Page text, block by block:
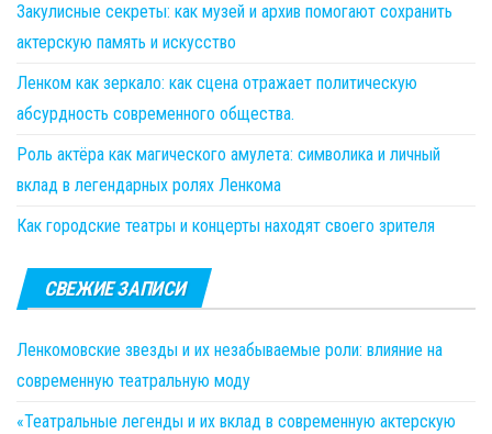
Закулисные секреты: как музей и архив помогают сохранить
актерскую память и искусство
Ленком как зеркало: как сцена отражает политическую
абсурдность современного общества.
Роль актёра как магического амулета: символика и личный
вклад в легендарных ролях Ленкома
Как городские театры и концерты находят своего зрителя
СВЕЖИЕ ЗАПИСИ
Ленкомовские звезды и их незабываемые роли: влияние на
современную театральную моду
«Театральные легенды и их вклад в современную актерскую